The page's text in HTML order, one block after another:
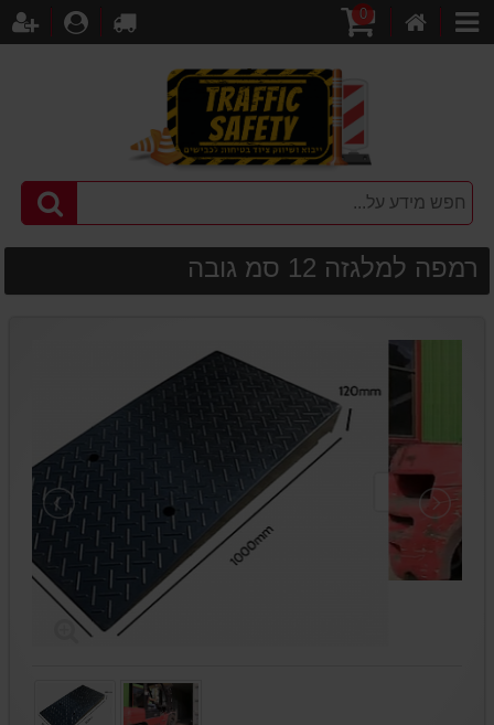
קטגוריות
קניות
0
לקופה
רמפה למלגזה 12 סמ גובה